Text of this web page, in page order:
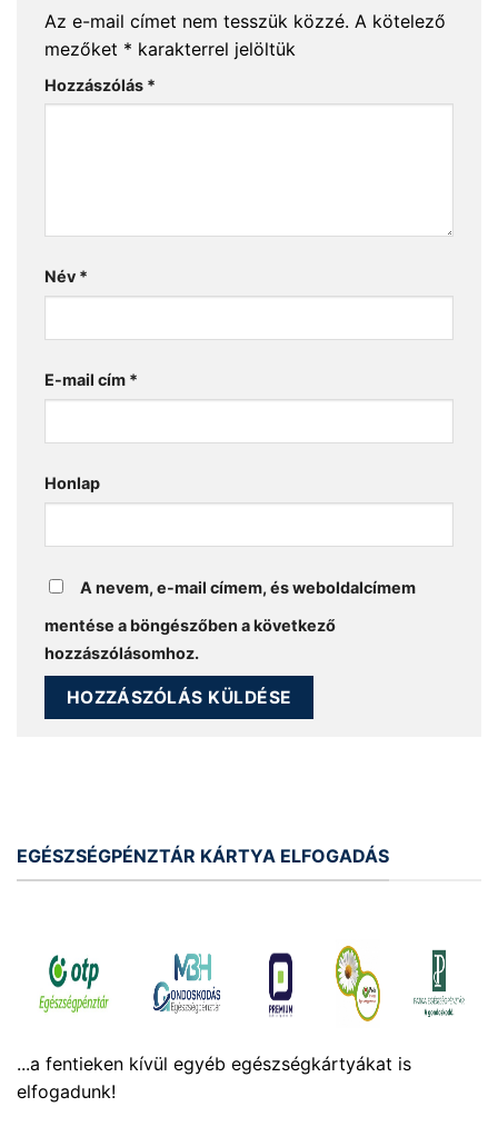
Az e-mail címet nem tesszük közzé. A kötelező
mezőket * karakterrel jelöltük
Hozzászólás *
Név *
E-mail cím *
Honlap
A nevem, e-mail címem, és weboldalcímem
mentése a böngészőben a következő
hozzászólásomhoz.
EGÉSZSÉGPÉNZTÁR KÁRTYA ELFOGADÁS
...a fentieken kívül egyéb egészségkártyákat is
elfogadunk!